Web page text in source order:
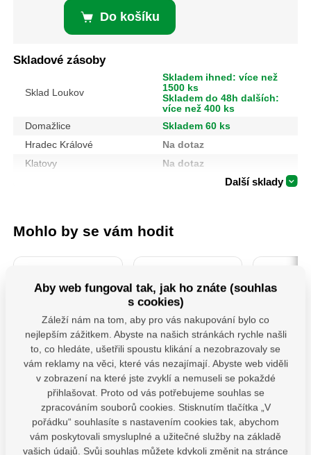
Do košíku
Skladové zásoby
Sklad Loukov
Skladem ihned: více než
1500 ks
Skladem do 48h dalších:
více než 400 ks
Domažlice
Skladem 60 ks
Hradec Králové
Na dotaz
Klatovy
Na dotaz
Další sklady
Mohlo by se vám hodit
PSS 80 ( 80x250x4)
Patka sloupku typu
"U" široká
Patka sloupu PSS je
určena pro montáž
dřevěných prvků k
betonu. Zajišťuje
odpovídající vzdálenost
Skladem 11 ks
4740930 Sada
Šroubováků 7ks
Profesionální sada
šroubováků Fortum,
která splňuje vysoké
nároky na odolnost i
komfort při práci.
MHB 130
Závěs
ploché i
vybaveny
karabinou,
Aby web fungoval tak, jak ho znáte (souhlas
s cookies)
Záleží nám na tom, aby pro vás nakupování bylo co
nejlepším zážitkem. Abyste na našich stránkách rychle našli
to, co hledáte, ušetřili spoustu klikání a nezobrazovaly se
vám reklamy na věci, které vás nezajímají. Abyste web viděli
v zobrazení na které jste zvyklí a nemuseli se pokaždé
přihlašovat. Proto od vás potřebujeme souhlas se
zpracováním souborů cookies. Stisknutím tlačítka „V
pořádku“ souhlasíte s nastavením cookies tak, abychom
vám poskytovali smysluplné a užitečné služby na základě
vašich údajů. Svůj souhlas můžete kdykoli změnit na stránce